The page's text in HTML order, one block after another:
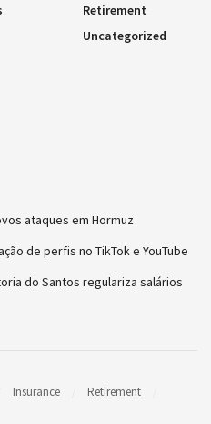
Retirement
Uncategorized
ataques em Hormuz
de perfis no TikTok e YouTube
do Santos regulariza salários
Insurance
Retirement